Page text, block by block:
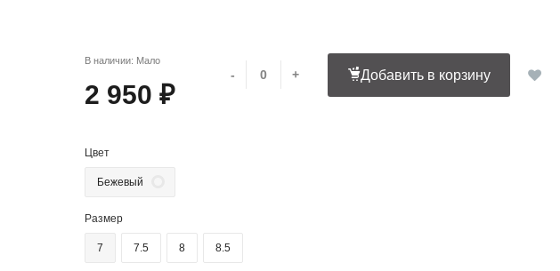
В наличии: Мало
2 950 ₽
- + Добавить в корзину
Цвет
Бежевый
Размер
7 7.5 8 8.5